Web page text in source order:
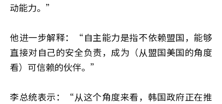
动能力。”
他进一步解释：“自主能力是指不依赖盟国，能够
直接对自己的安全负责，成为（从盟国美国的角度
看）可信赖的伙伴。”
李总统表示：“从这个角度来看，韩国政府正在推